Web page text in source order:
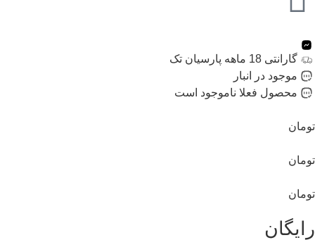
گارانتی 18 ماهه پارسیان تک
موجود در انبار
محصول فعلا ناموجود است
تومان
تومان
تومان
رایگان